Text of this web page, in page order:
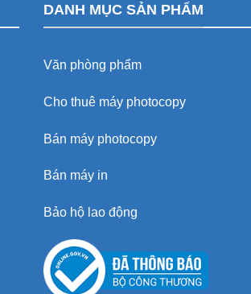
DANH MỤC SẢN PHẨM
Văn phòng phẩm
Cho thuê máy photocopy
Bán máy photocopy
Bán máy in
Bảo hộ lao động